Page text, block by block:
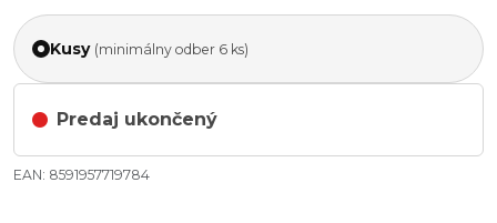
Kusy (minimálny odber 6 ks)
Predaj ukončený
EAN: 8591957719784